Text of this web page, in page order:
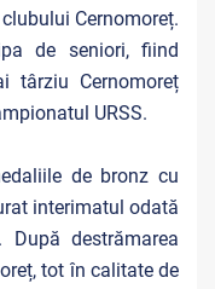
Cernomoreț.
de seniori, fiind
târziu Cernomoreț
URSS.
de bronz cu
interimatul odată
destrămarea
tot în calitate de